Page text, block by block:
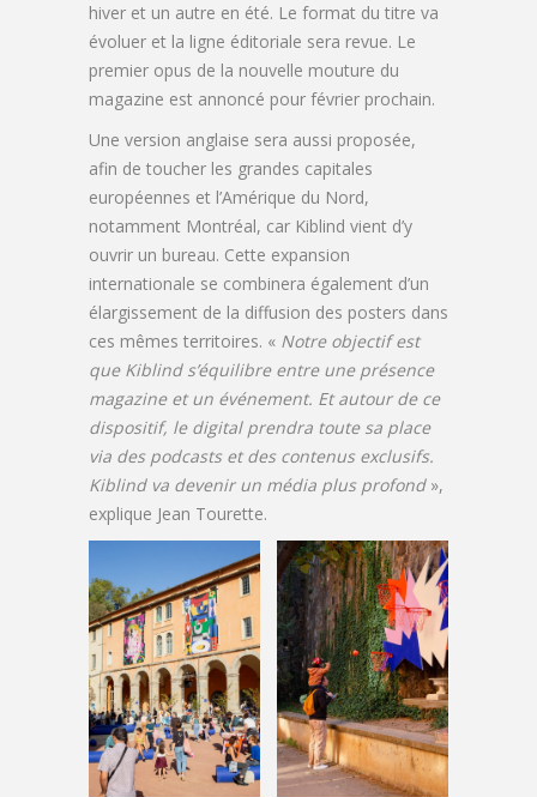
hiver et un autre en été. Le format du titre va
évoluer et la ligne éditoriale sera revue. Le
premier opus de la nouvelle mouture du
magazine est annoncé pour février prochain.
Une version anglaise sera aussi proposée,
afin de toucher les grandes capitales
européennes et l’Amérique du Nord,
notamment Montréal, car Kiblind vient d’y
ouvrir un bureau. Cette expansion
internationale se combinera également d’un
élargissement de la diffusion des posters dans
ces mêmes territoires. « Notre objectif est
que Kiblind s’équilibre entre une présence
magazine et un événement. Et autour de ce
dispositif, le digital prendra toute sa place
via des podcasts et des contenus exclusifs.
Kiblind va devenir un média plus profond»,
explique Jean Tourette.